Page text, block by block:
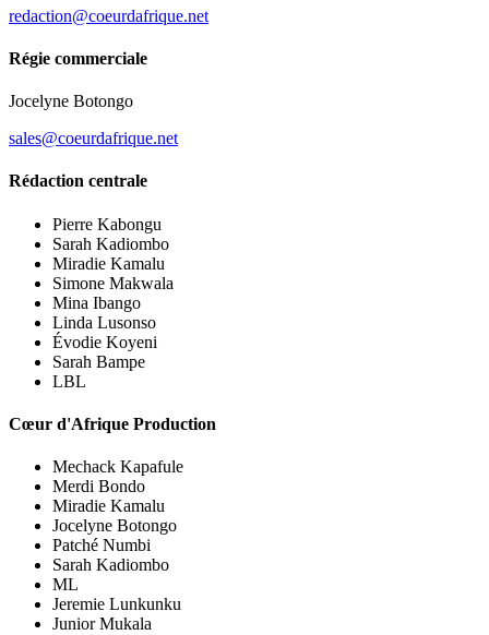
redaction@coeurdafrique.net
Régie commerciale
Jocelyne Botongo
sales@coeurdafrique.net
Rédaction centrale
Pierre Kabongu
Sarah Kadiombo
Miradie Kamalu
Simone Makwala
Mina Ibango
Linda Lusonso
Évodie Koyeni
Sarah Bampe
LBL
Cœur d'Afrique Production
Mechack Kapafule
Merdi Bondo
Miradie Kamalu
Jocelyne Botongo
Patché Numbi
Sarah Kadiombo
ML
Jeremie Lunkunku
Junior Mukala